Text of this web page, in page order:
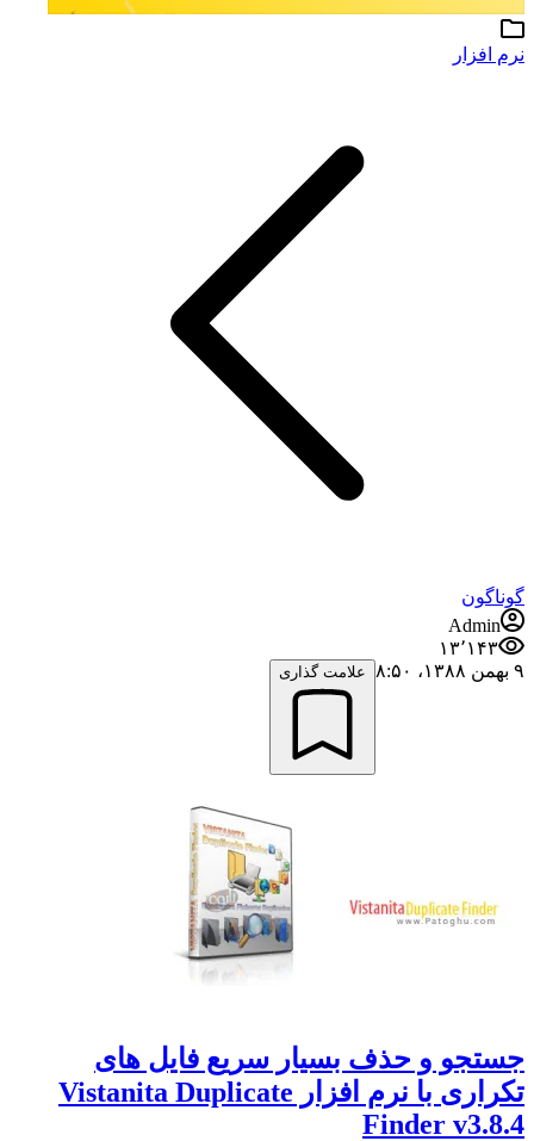
نرم افزار
گوناگون
Admin
۱۳٬۱۴۳
۹ بهمن ۱۳۸۸،‏ ۸:۵۰
علامت گذاری
جستجو و حذف بسیار سریع فایل های
تکراری با نرم افزار Vistanita Duplicate
Finder v3.8.4